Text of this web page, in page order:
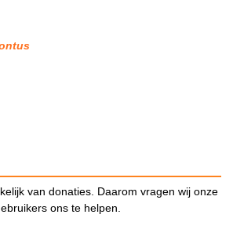
van donaties. Daarom vragen wij onze
ons te helpen.